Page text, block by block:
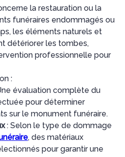
la restauration ou la
funéraires endommagés ou
les éléments naturels et
détériorer les tombes,
professionnelle pour
:
évaluation complète du
pour déterminer
sur le monument funéraire.
: Selon le type de dommage
, des matériaux
pour garantir une